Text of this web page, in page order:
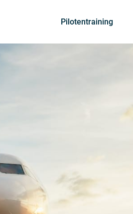
Pilotentraining